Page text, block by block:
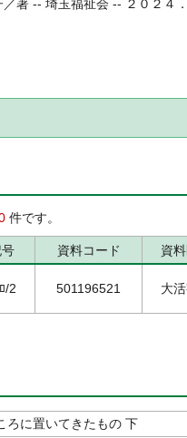
著 -- 埼玉福祉会 -- ２０２４
件です。
資料コード 資
/2 501196521 大
ろに置いてきたもの 下